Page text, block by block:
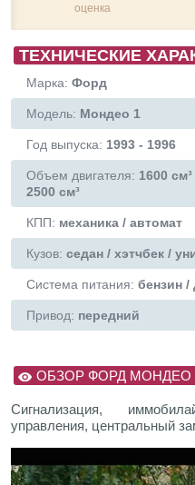
оценка
ТЕХНИЧЕСКИЕ
Марка: Форд
Модель: Мондео 1
Год выпуска: 1993 - 1996
Объем двигателя: 1600
2500 см³
КПП: механика / автомат
Кузов: седан / хэтчбек /
Система питания: бензин /
Привод: передний
ОБЗОР ФОРД МОНДЕО
Сигнализация,
управления, центральный